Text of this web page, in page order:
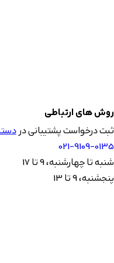
روش های ارتباطی
ثبت درخواست پشتیبانی در
021-9109-0135
شنبه تا چهارشنبه، 9 تا 17
پنجشنبه، 9 تا 13